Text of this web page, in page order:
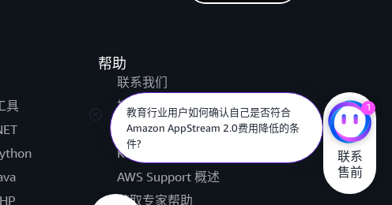
具
帮助
联系我们
提交支持工单
AWS re:Post
Knowledge Center
AWS Support 概述
获取专家帮助
教育行业用户如何确认自己是否符合
Amazon AppStream 2.0费用降低的条
件?
1
联系
售前